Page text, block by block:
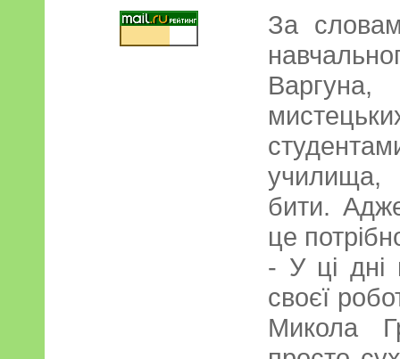
За
училища,
бити.
це
- У ці дні
своєї
Микола